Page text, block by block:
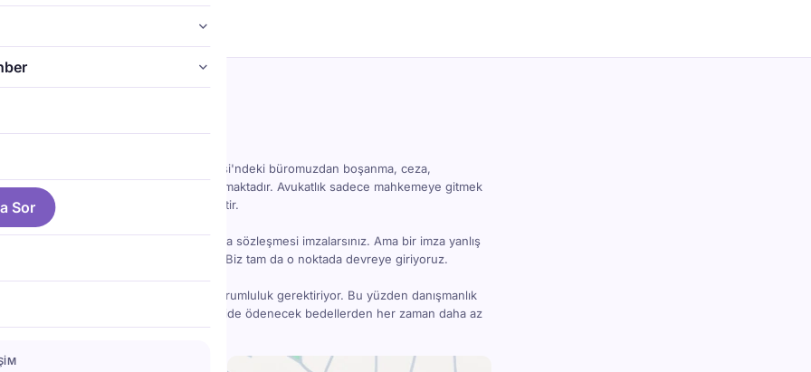
Sor
1 dakika mesafede, Keykubat Caddesi'ndeki büromuzdan boşanma, ceza,
yabancı uyruklu hukuki hizmetler sunulmaktadır. Avukatlık sadece mahkemeye gitmek
önce yanınızda biri olması demektir.
hızlı akar — ev alırsınız, iş kurarsınız, kira sözleşmesi imzalarsınız. Ama bir imza yanlış
madde gözden kaçınca işler karışabilir. Biz tam da o noktada devreye giriyoruz.
bilgi, deneyim, zaman ve sorumluluk gerektiriyor. Bu yüzden danışmanlık
— ama doğru hukuki destek, ileride ödenecek bedellerden her zaman daha az
11